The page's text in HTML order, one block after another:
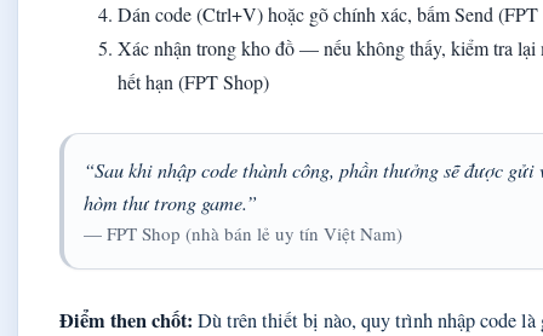
Dán code (Ctrl+V) hoặc gõ chính xác, bấm Send (FPT
Xác nhận trong kho đồ — nếu không thấy, kiểm tra lại
hết hạn (FPT Shop)
“Sau khi nhập code thành công, phần thưởng sẽ được gửi
hòm thư trong game.”
— FPT Shop (nhà bán lẻ uy tín Việt Nam)
Điểm then chốt: Dù trên thiết bị nào, quy trình nhập code là